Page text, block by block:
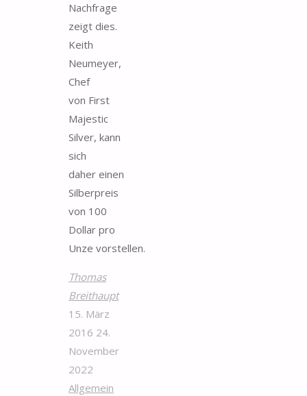
Nachfrage
zeigt dies.
Keith
Neumeyer,
Chef
von First
Majestic
Silver, kann
sich
daher einen
Silberpreis
von 100
Dollar pro
Unze vorstellen.
Thomas
Breithaupt
15. März
2016 24.
November
2022
Allgemein